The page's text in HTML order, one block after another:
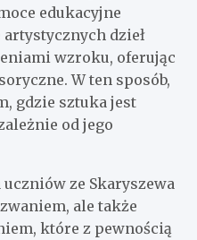
edukacyjne
dzieł
wzroku, oferując
W ten sposób,
gdzie sztuka jest
od jego
uczniów ze Skaryszewa
ale także
które z pewnością